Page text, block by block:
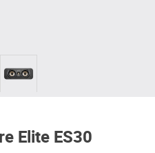
Elite ES30